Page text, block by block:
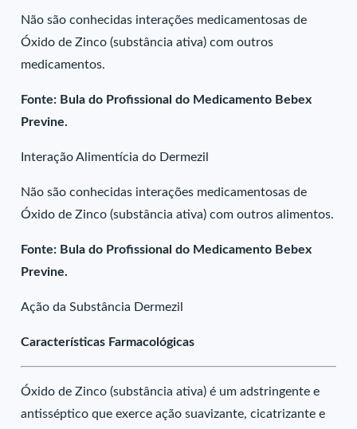
Não são conhecidas interações medicamentosas de
Óxido de Zinco (substância ativa) com outros
medicamentos.
Fonte: Bula do Profissional do Medicamento Bebex
Previne.
Interação Alimentícia do Dermezil
Não são conhecidas interações medicamentosas de
Óxido de Zinco (substância ativa) com outros alimentos.
Fonte: Bula do Profissional do Medicamento Bebex
Previne.
Ação da Substância Dermezil
Características Farmacológicas
Óxido de Zinco (substância ativa) é um adstringente e
antisséptico que exerce ação suavizante, cicatrizante e